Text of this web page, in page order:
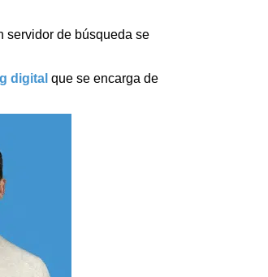
servidor de búsqueda se
digital que se encarga de